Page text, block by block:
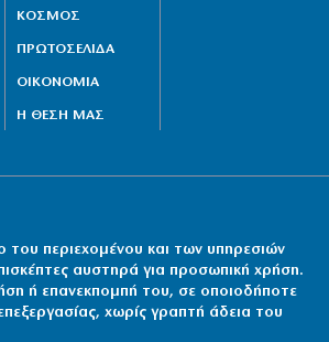
ΚΟΣΜΟΣ
ΠΡΩΤΟΣΕΛΙΔΑ
ΟΙΚΟΝΟΜΙΑ
Η ΘΕΣΗ ΜΑΣ
περιεχομένου και των υπηρεσιών
αυστηρά για προσωπική χρήση.
ή επανεκπομπή του, σε οποιοδήποτε
χωρίς γραπτή άδεια του